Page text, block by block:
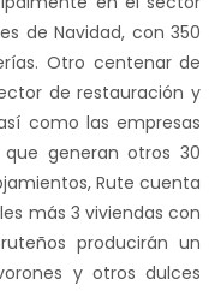
de Navidad, con 350
Otro centenar de
de restauración y
como las empresas
generan otros 30
Rute cuenta
más 3 viviendas con
producirán un
y otros dulces